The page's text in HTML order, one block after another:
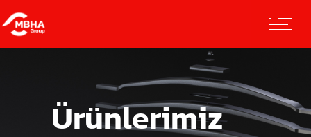
Ürünlerimiz